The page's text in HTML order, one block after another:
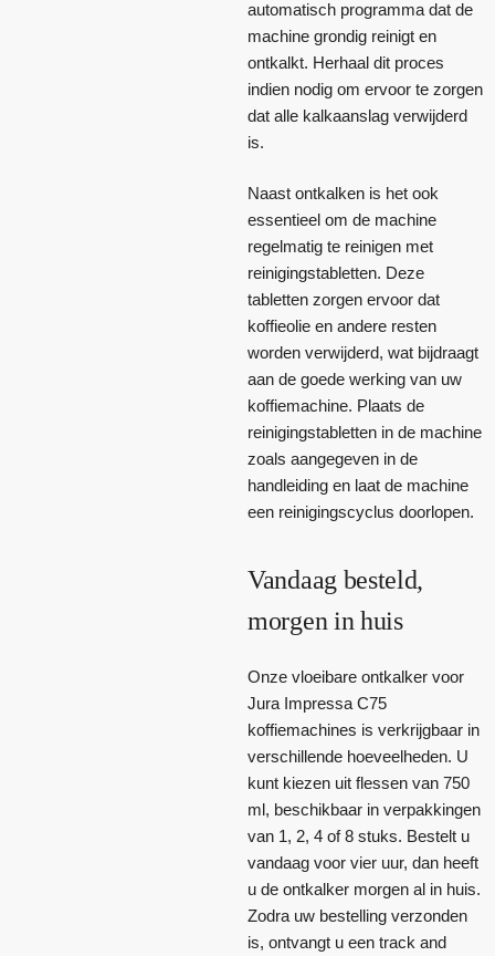
automatisch programma dat de
machine grondig reinigt en
ontkalkt. Herhaal dit proces
indien nodig om ervoor te zorgen
dat alle kalkaanslag verwijderd
is.
Naast ontkalken is het ook
essentieel om de machine
regelmatig te reinigen met
reinigingstabletten. Deze
tabletten zorgen ervoor dat
koffieolie en andere resten
worden verwijderd, wat bijdraagt
aan de goede werking van uw
koffiemachine. Plaats de
reinigingstabletten in de machine
zoals aangegeven in de
handleiding en laat de machine
een reinigingscyclus doorlopen.
Vandaag besteld,
morgen in huis
Onze vloeibare ontkalker voor
Jura Impressa C75
koffiemachines is verkrijgbaar in
verschillende hoeveelheden. U
kunt kiezen uit flessen van 750
ml, beschikbaar in verpakkingen
van 1, 2, 4 of 8 stuks. Bestelt u
vandaag voor vier uur, dan heeft
u de ontkalker morgen al in huis.
Zodra uw bestelling verzonden
is, ontvangt u een track and